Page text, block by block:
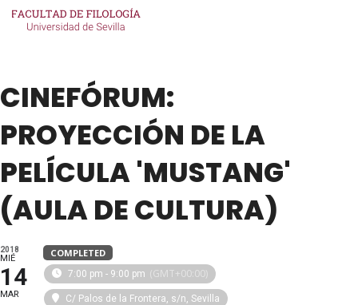
CINEFÓRUM:
PROYECCIÓN DE LA
PELÍCULA 'MUSTANG'
(AULA DE CULTURA)
2018
MIÉ
14
MAR
COMPLETED
7:00 pm - 9:00 pm (GMT+00:00)
C/ Palos de la Frontera, s/n, Sevilla